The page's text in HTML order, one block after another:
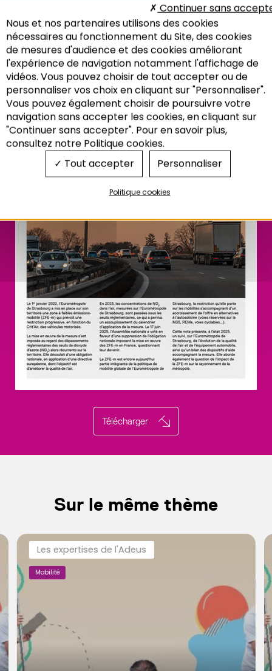
Recherche
Note de l'Adeus n°358
Télécharger
Sur le même thème
Les expertises de l'Adeus
Mobilité
Nous et nos partenaires utilisons des cookies
nécessaires au fonctionnement du Site, des cookies
de mesures d'audience et des cookies améliorant
l'expérience de navigation notamment l'affichage de
vidéos. Vous pouvez choisir de tout accepter ou de
personnaliser vos choix en cliquant sur "Personnaliser".
Vous pouvez également choisir de poursuivre votre
navigation sans accepter les cookies, en cliquant sur
"Continuer sans accepter". Pour en savoir plus,
consultez notre Politique cookies.
Tout accepter
Continuer sans
Personnaliser
Politique cookies